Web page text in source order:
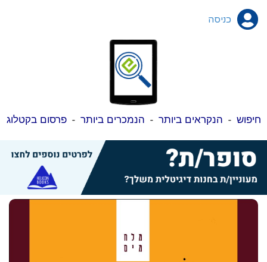
כניסה
חיפוש - הנקראים ביותר - הנמכרים ביותר -פרסום בקטלוג